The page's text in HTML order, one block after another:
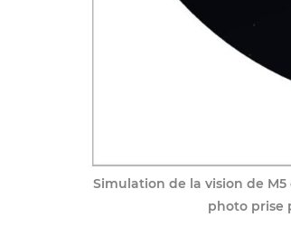
Simulation de la vision de
photo prise